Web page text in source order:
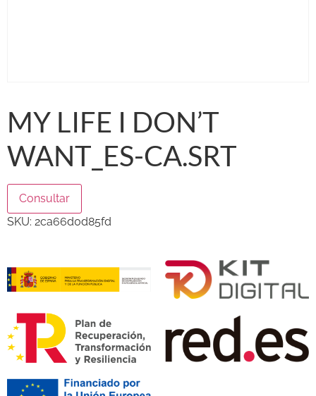
MY LIFE I DON’T
WANT_ES-CA.SRT
Consultar
SKU: 2ca66d0d85fd